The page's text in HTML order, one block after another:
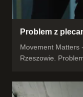
Problem z
Movement Matters
Rzeszowie.